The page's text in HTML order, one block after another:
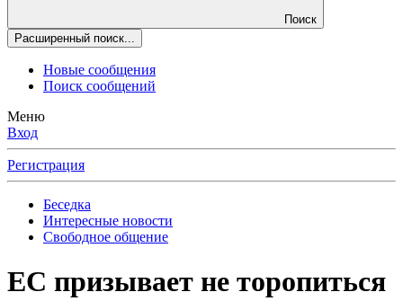
Поиск
Расширенный поиск...
Новые сообщения
Поиск сообщений
Меню
Вход
Регистрация
Беседка
Интересные новости
Свободное общение
ЕС призывает не торопиться